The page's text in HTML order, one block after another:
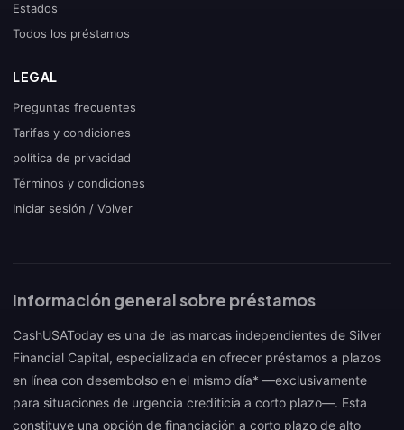
Estados
Todos los préstamos
LEGAL
Preguntas frecuentes
Tarifas y condiciones
política de privacidad
Términos y condiciones
Iniciar sesión / Volver
Información general sobre préstamos
CashUSAToday es una de las marcas independientes de Silver
Financial Capital, especializada en ofrecer préstamos a plazos
en línea con desembolso en el mismo día* —exclusivamente
para situaciones de urgencia crediticia a corto plazo—. Esta
constituye una opción de financiación a corto plazo de alto